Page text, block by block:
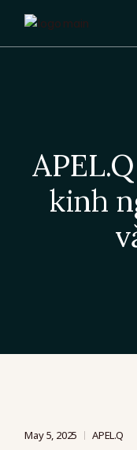
kinh
May 5, 2025 APEL.Q